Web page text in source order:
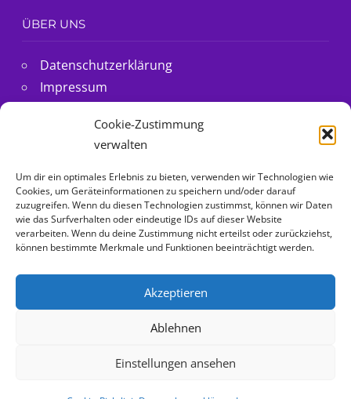
Cookie-Zustimmung
verwalten
Um dir ein optimales Erlebnis zu bieten, verwenden wir Technologien wie
Cookies, um Geräteinformationen zu speichern und/oder darauf
zuzugreifen. Wenn du diesen Technologien zustimmst, können wir Daten
wie das Surfverhalten oder eindeutige IDs auf dieser Website
verarbeiten. Wenn du deine Zustimmung nicht erteilst oder zurückziehst,
können bestimmte Merkmale und Funktionen beeinträchtigt werden.
Akzeptieren
Ablehnen
Einstellungen ansehen
ÜBER UNS
Datenschutzerklärung
Impressum
Cookie-Richtlinie (EU)
MIT ❤ FÜR MALTESER HUNDE
Malteser Hunde
Rasseinfos